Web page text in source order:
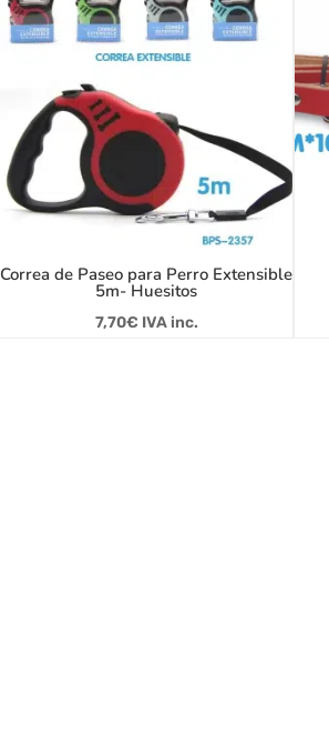
Correa de Paseo para Perro Extensible
5m- Huesitos
7,70€ IVA inc.